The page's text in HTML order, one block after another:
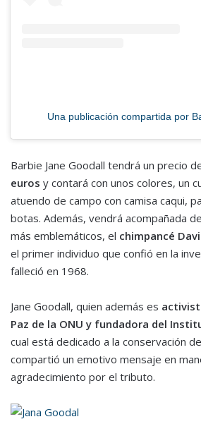
Una publicación compartida por
Barbie Jane Goodall tendrá un precio
euros y contará con unos colores, un
atuendo de campo con camisa caqui,
botas. Además, vendrá acompañada
más emblemáticos, el chimpancé
el primer individuo que confió en la
falleció en 1968.
Jane Goodall, quien además es
Paz de la ONU y fundadora del
cual está dedicado a la conservación
compartió un emotivo mensaje en
agradecimiento por el tributo.